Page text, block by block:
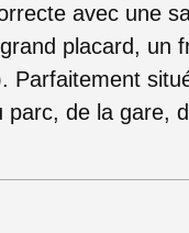
avec une
placard, un
Parfaitement
parc, de la gare,